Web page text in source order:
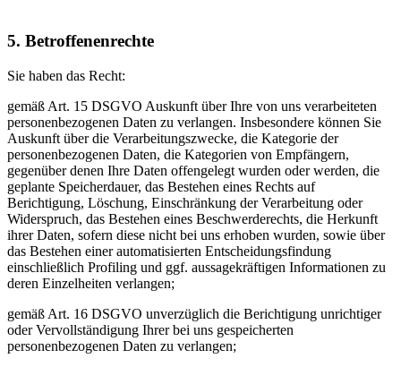
5. Betroffenenrechte
Sie haben das Recht:
gemäß Art. 15 DSGVO Auskunft über Ihre von uns verarbeiteten
personenbezogenen Daten zu verlangen. Insbesondere können Sie
Auskunft über die Verarbeitungszwecke, die Kategorie der
personenbezogenen Daten, die Kategorien von Empfängern,
gegenüber denen Ihre Daten offengelegt wurden oder werden, die
geplante Speicherdauer, das Bestehen eines Rechts auf
Berichtigung, Löschung, Einschränkung der Verarbeitung oder
Widerspruch, das Bestehen eines Beschwerderechts, die Herkunft
ihrer Daten, sofern diese nicht bei uns erhoben wurden, sowie über
das Bestehen einer automatisierten Entscheidungsfindung
einschließlich Profiling und ggf. aussagekräftigen Informationen zu
deren Einzelheiten verlangen;
gemäß Art. 16 DSGVO unverzüglich die Berichtigung unrichtiger
oder Vervollständigung Ihrer bei uns gespeicherten
personenbezogenen Daten zu verlangen;